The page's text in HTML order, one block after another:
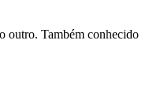
outro. Também conhecido